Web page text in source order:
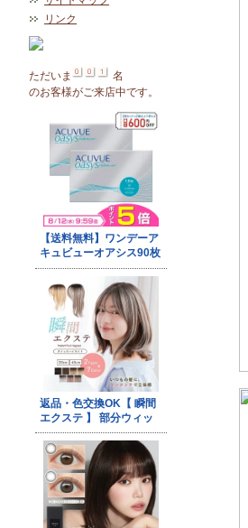
リンク
ただいま
名
のお客様がご来店中です。